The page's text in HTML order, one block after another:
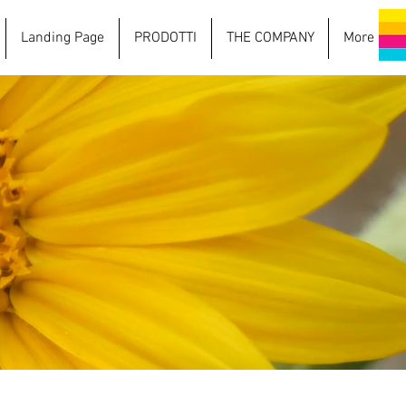
Landing Page PRODOTTI THE COMPANY More